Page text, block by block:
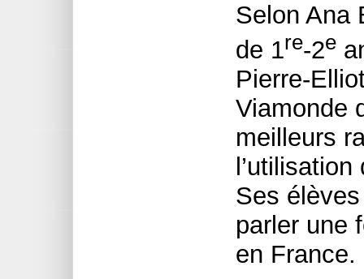
Selon Ana
de 1re-2e
Pierre-
Viamonde
meilleurs
Ses
parler une
en France.